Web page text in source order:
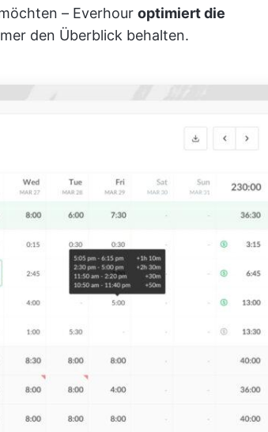
– Everhour optimiert die
den Überblick behalten.